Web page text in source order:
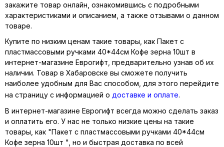
закажите товар онлайн, ознакомившись с подробными
характеристиками и описанием, а также отзывами о данном
товаре.
Купите по низким ценам такие товары, как Пакет с
пластмассовыми ручками 40*44см Кофе зерна 10шт в
интернет-магазине Еврогифт, предварительно узнав об их
наличии. Товар в Хабаровске вы сможете получить
наиболее удобным для Вас способом, для этого перейдите
на страницу с информацией о доставке и оплате.
В интернет-магазине Еврогифт всегда можно сделать заказ
и оплатить его. У нас не только низкие цены на такие
товары, как "Пакет с пластмассовыми ручками 40*44см
Кофе зерна 10шт ", но и быстрая доставка по всей